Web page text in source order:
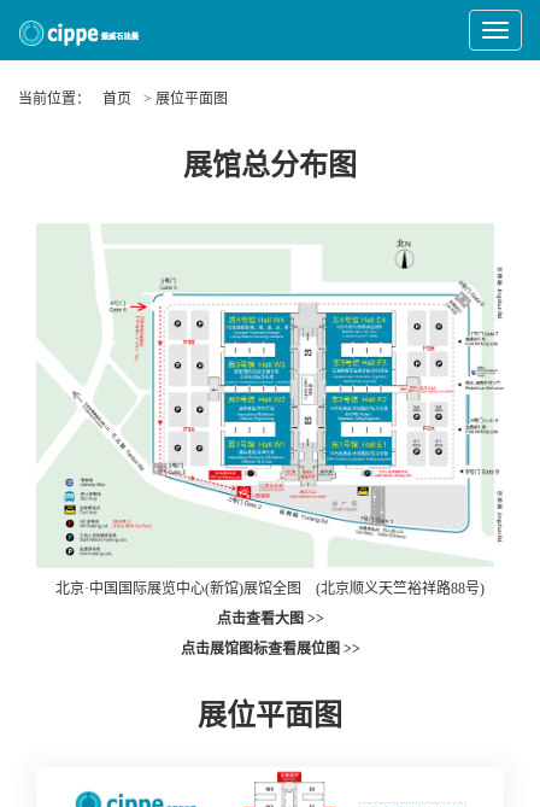
Toggle
当前位置：
首页 > 展位平面图
展馆总分布图
北京·中国国际展览中心(新馆)展馆全图 (北京顺义天竺裕祥路88号)
点击查看大图 >>
点击展馆图标查看展位图 >>
展位平面图